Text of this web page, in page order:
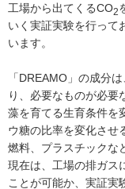
工場から出てくるCO2
いく実証実験を行って
います。
「DREAMO」の成分
り、必要なものが必要
藻を育てる生育条件を
ウ糖の比率を変化させ
燃料、プラスチックな
現在は、工場の排ガス
ことが可能か、実証実